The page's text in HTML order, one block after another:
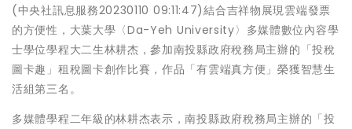
(中央社訊息服務20230110 09:11:47)結合吉祥物展現雲端發票
的方便性，大葉大學〈Da-Yeh University〉多媒體數位內容學
士學位學程大二生林耕杰，參加南投縣政府稅務局主辦的「投稅
圖卡趣」租稅圖卡創作比賽，作品「有雲端真方便」榮獲智慧生
活組第三名。
多媒體學程二年級的林耕杰表示，南投縣政府稅務局主辦的「投